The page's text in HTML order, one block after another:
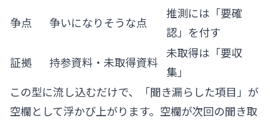
争点 争いになりそうな点
推測には「要確
認」を付す
証拠 持参資料・未取得資料
未取得は「要収
集」
この型に流し込むだけで、「聞き漏らした項目」が
空欄として浮かび上がります。空欄が次回の聞き取